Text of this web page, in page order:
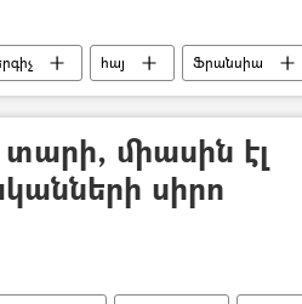
հայ
Ֆրանսիա
միասին էլ
սիրո